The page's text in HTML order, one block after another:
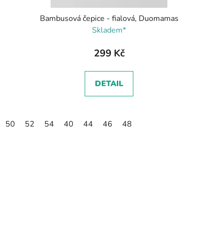
Bambusová čepice - fialová, Duomamas
Skladem*
299 Kč
DETAIL
50 52 54 40 44 46 48